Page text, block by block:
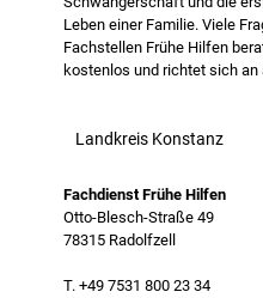
Leben einer Familie. Viele
Fachstellen Frühe Hilfen
kostenlos und richtet sich an
Landkreis Konstanz
Fachdienst Frühe Hilfen
Otto-Blesch-Straße 49
78315 Radolfzell
T. +49 7531 800 23 34